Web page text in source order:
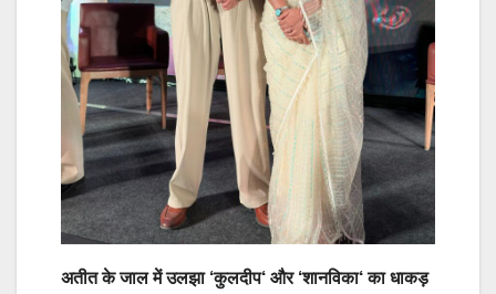
अतीत के जाल में उलझा ‘कुलदीप‘ और ‘शानविका‘का धाकड़